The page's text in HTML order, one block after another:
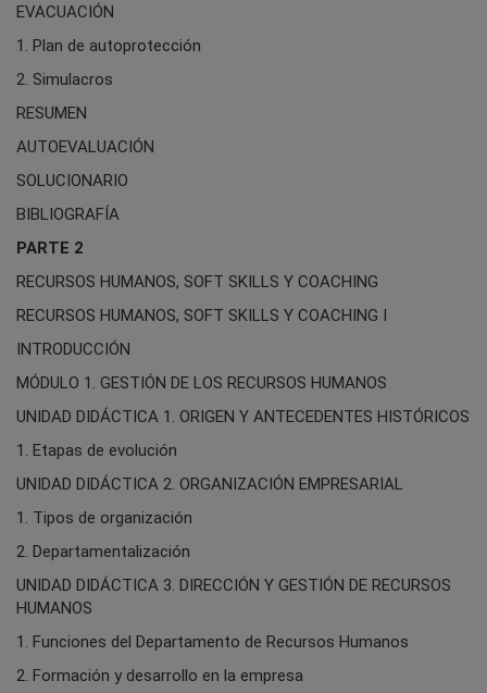
EVACUACIÓN
1. Plan de autoprotección
2. Simulacros
RESUMEN
AUTOEVALUACIÓN
SOLUCIONARIO
BIBLIOGRAFÍA
PARTE 2
RECURSOS HUMANOS, SOFT SKILLS Y COACHING
RECURSOS HUMANOS, SOFT SKILLS Y COACHING I
INTRODUCCIÓN
MÓDULO 1. GESTIÓN DE LOS RECURSOS HUMANOS
UNIDAD DIDÁCTICA 1. ORIGEN Y ANTECEDENTES HISTÓRICOS
1. Etapas de evolución
UNIDAD DIDÁCTICA 2. ORGANIZACIÓN EMPRESARIAL
1. Tipos de organización
2. Departamentalización
UNIDAD DIDÁCTICA 3. DIRECCIÓN Y GESTIÓN DE RECURSOS
HUMANOS
1. Funciones del Departamento de Recursos Humanos
2. Formación y desarrollo en la empresa